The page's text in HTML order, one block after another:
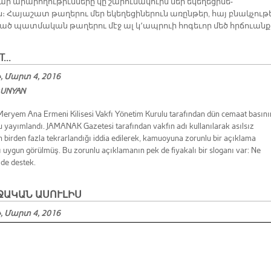
ա­րա­րո­ղու­թիւն­նե­րը կը շա­րու­նա­կուին մեր ե­կե­ղե­ցի­նե­
Հա­յա­շատ թա­ղե­րու մեր ե­կե­ղե­ցի­նե­րուն ա­ռըն­թեր, հայ
պատ­մա­կան թա­ղե­րու մէջ ալ կ՚ապ­րուի հո­գե­ւոր մեծ
Մարտ 4, 2016
Ana Ermeni Kilisesi Vakfı Yönetim Kurulu tarafından dün cemaat
JAMANAK Gazetesi tarafından vakfın adı kullanılarak asılsız
birden fazla tekrarlandığı iddia edilerek, kamuoyuna zorunlu bir açıklama
uygun görülmüş. Bu zorunlu açıklamanın pek de fiyakalı bir sloganı var: Ne
destek.
ԱՍՈՒԼԻՍ
Մարտ 4, 2016